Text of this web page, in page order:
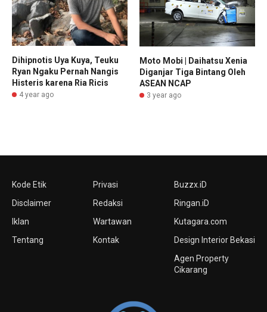
Dihipnotis Uya Kuya, Teuku
Ryan Ngaku Pernah Nangis
Histeris karena Ria Ricis
4 year ago
Moto Mobi | Daihatsu Xenia
Diganjar Tiga Bintang Oleh
ASEAN NCAP
3 year ago
Kode Etik
Disclaimer
Iklan
Tentang
Privasi
Redaksi
Wartawan
Kontak
Buzzx.iD
Ringan.iD
Kutagara.com
Design Interior Bekasi
Agen Property
Cikarang